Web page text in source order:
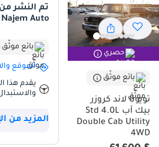
حصري
بائع موثّق
تويوتا لاند كروزر
بيك آب Std 4.0L
Double Cab Utility
4WD
تم النشر من
Najem Auto
بائع موثّق
الموقع
يقدم هذا
المزيد من
أقل معدل استهلاك في فئته
أعلى خلوص أرضي في فئته
ملخص
لا تزال سيارة لاند
مجلس التعاون الخليجي، وتُعدّ هذه النسخة
يبحث عن أعلى مستويات الموثوقية.
لأسواق دول مجلس التعاون الخليجي، فهي